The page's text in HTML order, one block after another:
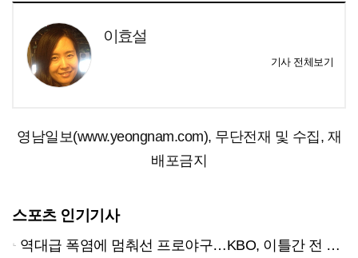
이효설
기사 전체보기
영남일보(www.yeongnam.com), 무단전재 및 수집, 재
배포금지
스포츠 인기기사
역대급 폭염에 멈춰선 프로야구…KBO, 이틀간 전 경기 전격 취소